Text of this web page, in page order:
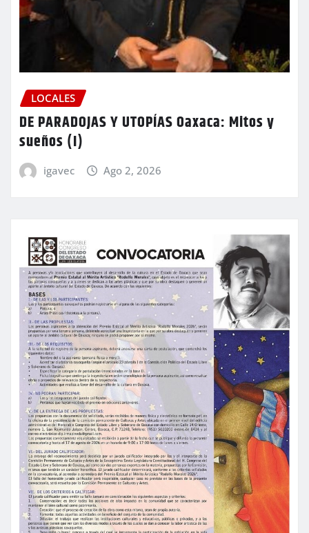
LOCALES
DE PARADOJAS Y UTOPÍAS Oaxaca: Mitos y
sueños (I)
igavec Ago 2, 2026